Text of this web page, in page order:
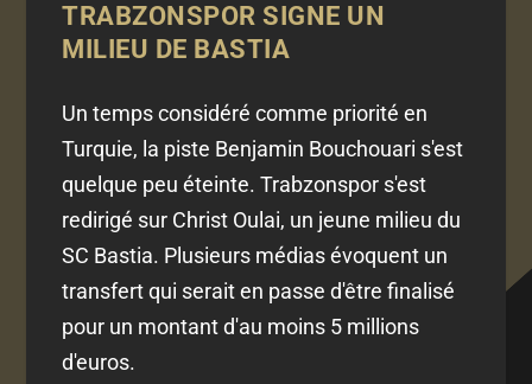
TRABZONSPOR SIGNE UN
MILIEU DE BASTIA
Un temps considéré comme priorité en
Turquie, la piste Benjamin Bouchouari s'est
quelque peu éteinte. Trabzonspor s'est
redirigé sur Christ Oulai, un jeune milieu du
SC Bastia. Plusieurs médias évoquent un
transfert qui serait en passe d'être finalisé
pour un montant d'au moins 5 millions
d'euros.